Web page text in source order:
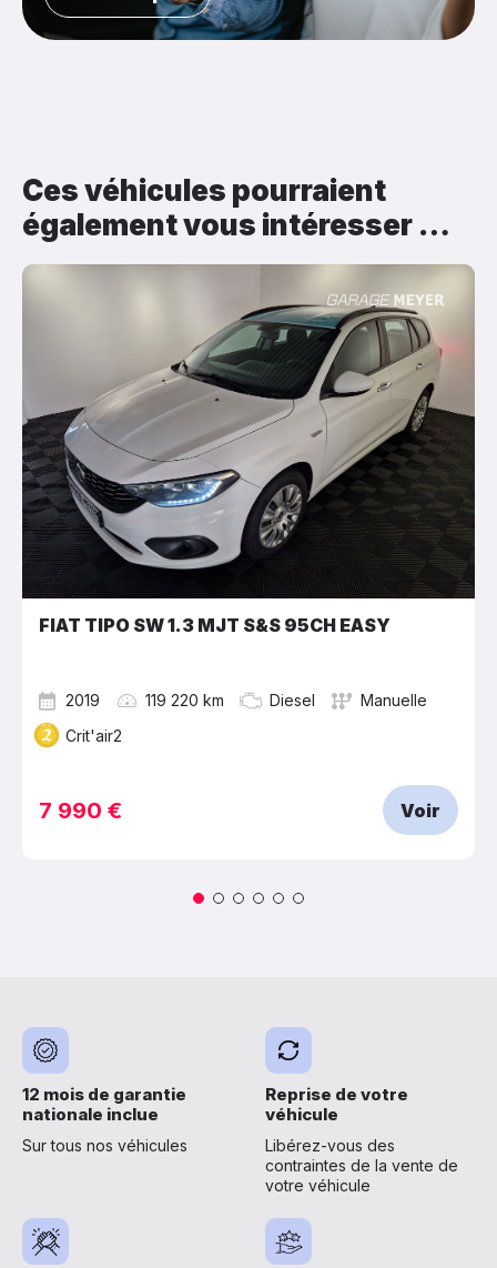
Ces véhicules pourraient
également vous intéresser …
FIAT TIPO SW 1.3 MJT S&S 95CH EASY
2019 119 220 km Diesel
Manuelle
Crit'air2
7 990 € Voir
12 mois de garantie
nationale inclue
Sur tous nos véhicules
Reprise de votre
véhicule
Libérez-vous des
contraintes de la vente de
votre véhicule